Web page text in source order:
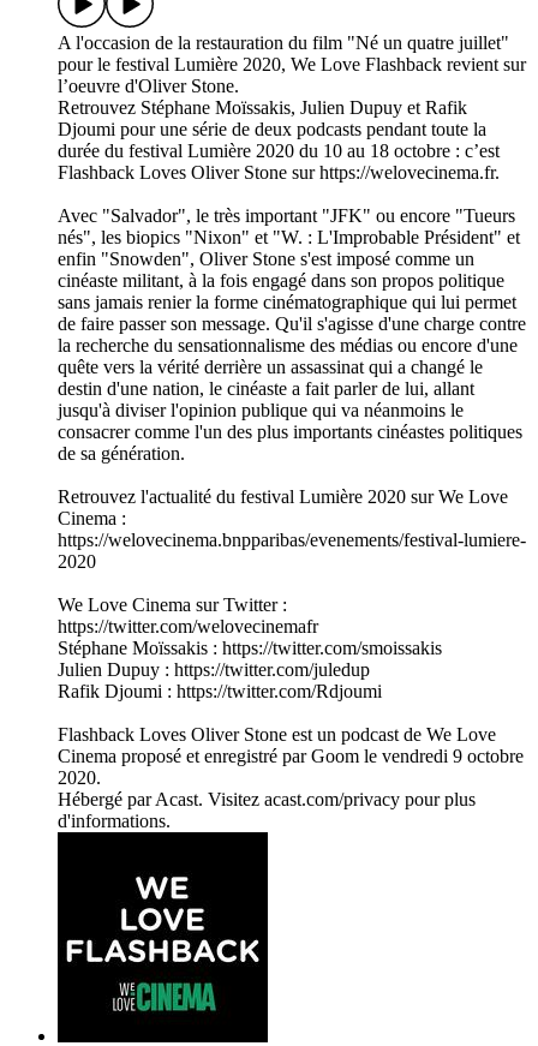
A l'occasion de la restauration du film "Né un quatre juillet"
pour le festival Lumière 2020, We Love Flashback revient sur
l’oeuvre d'Oliver Stone.
Retrouvez Stéphane Moïssakis, Julien Dupuy et Rafik
Djoumi pour une série de deux podcasts pendant toute la
durée du festival Lumière 2020 du 10 au 18 octobre : c’est
Flashback Loves Oliver Stone sur https://welovecinema.fr.
Avec "Salvador", le très important "JFK" ou encore "Tueurs
nés", les biopics "Nixon" et "W. : L'Improbable Président" et
enfin "Snowden", Oliver Stone s'est imposé comme un
cinéaste militant, à la fois engagé dans son propos politique
sans jamais renier la forme cinématographique qui lui permet
de faire passer son message. Qu'il s'agisse d'une charge contre
la recherche du sensationnalisme des médias ou encore d'une
quête vers la vérité derrière un assassinat qui a changé le
destin d'une nation, le cinéaste a fait parler de lui, allant
jusqu'à diviser l'opinion publique qui va néanmoins le
consacrer comme l'un des plus importants cinéastes politiques
de sa génération.
Retrouvez l'actualité du festival Lumière 2020 sur We Love
Cinema :
https://welovecinema.bnpparibas/evenements/festival-lumiere-
2020
We Love Cinema sur Twitter :
https://twitter.com/welovecinemafr
Stéphane Moïssakis : https://twitter.com/smoissakis
Julien Dupuy : https://twitter.com/juledup
Rafik Djoumi : https://twitter.com/Rdjoumi
Flashback Loves Oliver Stone est un podcast de We Love
Cinema proposé et enregistré par Goom le vendredi 9 octobre
2020.
Hébergé par Acast. Visitez acast.com/privacy pour plus
d'informations.